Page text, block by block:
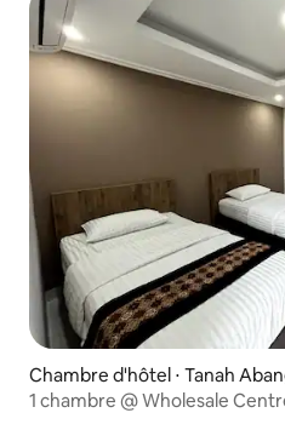
Chambre d'hôtel ⋅ Tanah
1 chambre @ Wholesale